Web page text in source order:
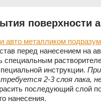
поверхности
авто металликом
перед нанесением на
специальным
инструкции.
2-3 слоя лака,
последующий слой
нанесения.